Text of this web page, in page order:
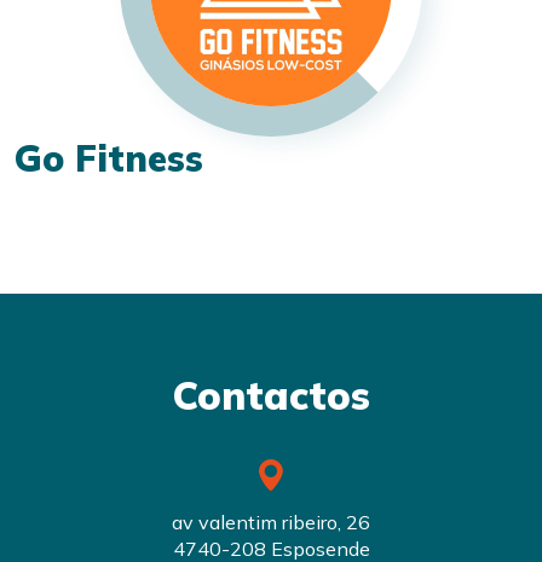
Go Fitness
Contactos
av valentim ribeiro, 26
4740-208 Esposende